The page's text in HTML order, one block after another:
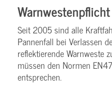
Warnwestenpflicht
Seit 2005 sind alle
Pannenfall bei Verlassen
reflektierende Warnweste
müssen den Normen
entsprechen.